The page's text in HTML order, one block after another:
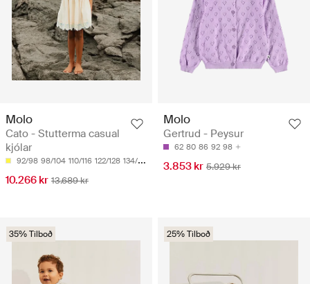
Molo
Cato - Stutterma casual
kjólar
92/98 98/104 110/116 122/128 134/140
10.266 kr 13.689 kr
Molo
Gertrud - Peysur
62 80 86 92 98
3.853 kr 5.929 kr
35% Tilboð 25% Tilboð